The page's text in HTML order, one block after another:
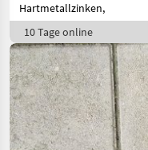
Hartmetallzinken,
10 Tage online